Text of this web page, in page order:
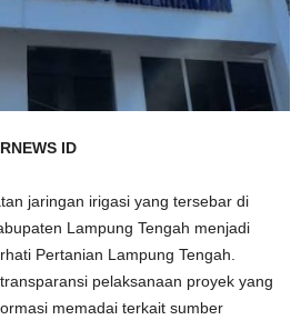
ID
jaringan irigasi yang tersebar di
Lampung Tengah menjadi
Pertanian Lampung Tengah.
pelaksanaan proyek yang
memadai terkait sumber